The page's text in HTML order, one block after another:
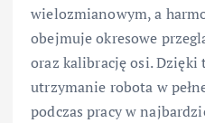
wielozmianowym, a
obejmuje okresowe
oraz kalibrację osi.
utrzymanie robota w
podczas pracy w